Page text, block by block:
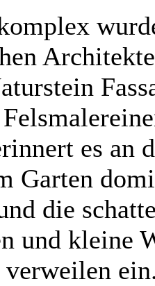
es an
Garten
die
und kleine
verweilen